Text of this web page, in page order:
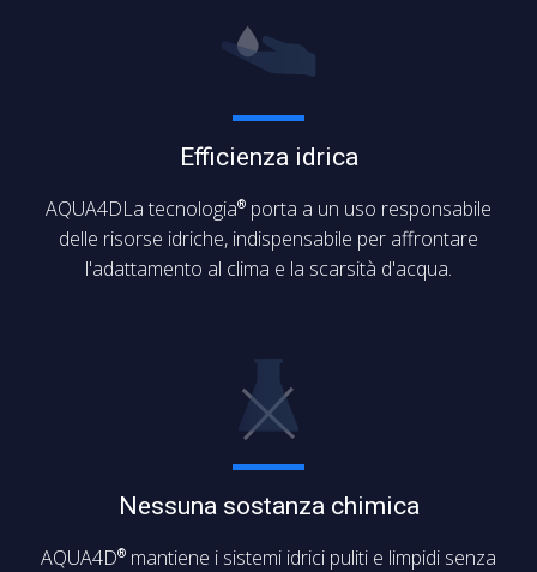
Efficienza idrica
AQUA4DLa tecnologia® porta a un uso responsabile
delle risorse idriche, indispensabile per affrontare
l'adattamento al clima e la scarsità d'acqua.
Nessuna sostanza chimica
AQUA4D® mantiene i sistemi idrici puliti e limpidi senza